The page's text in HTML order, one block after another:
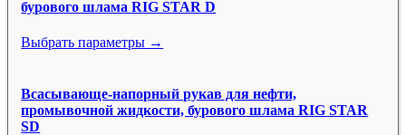
бурового шлама RIG STAR D
Выбрать параметры →
Всасывающе-напорный рукав для нефти,
промывочной жидкости, бурового шлама RIG STAR
SD